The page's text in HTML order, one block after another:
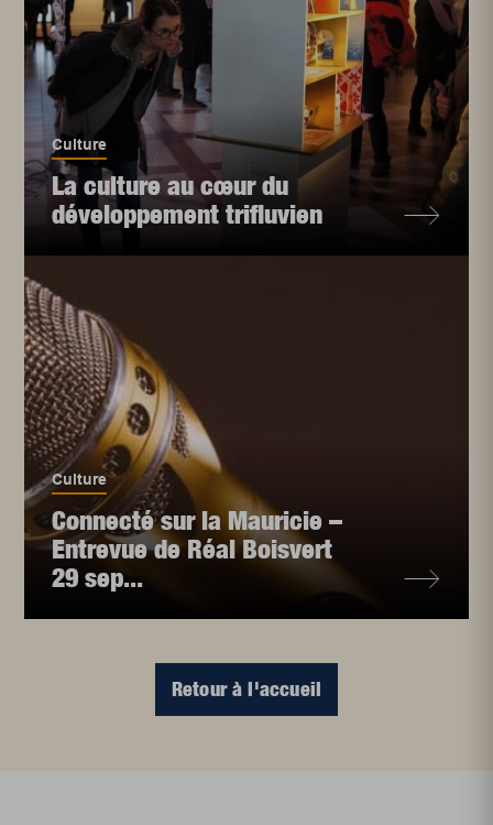
Culture
La culture au cœur du
développement trifluvien
Culture
Connecté sur la Mauricie –
Entrevue de Réal Boisvert
29 sep...
Retour à l'accueil